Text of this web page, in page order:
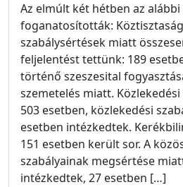
Az elmúlt két hétben az
foganatosították:
szabálysértések miatt
feljelentést tettünk: 189
történő szeszesital
szemetelés miatt.
503 esetben, közlekedési
esetben intézkedtek.
151 esetben került sor. A
szabályainak megsértése
intézkedtek, 27 esetben […]